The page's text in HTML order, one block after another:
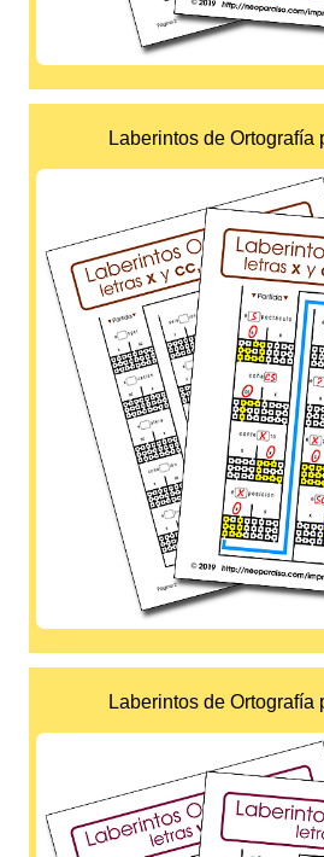
Laberintos de Ortografía
Laberintos de Ortografía